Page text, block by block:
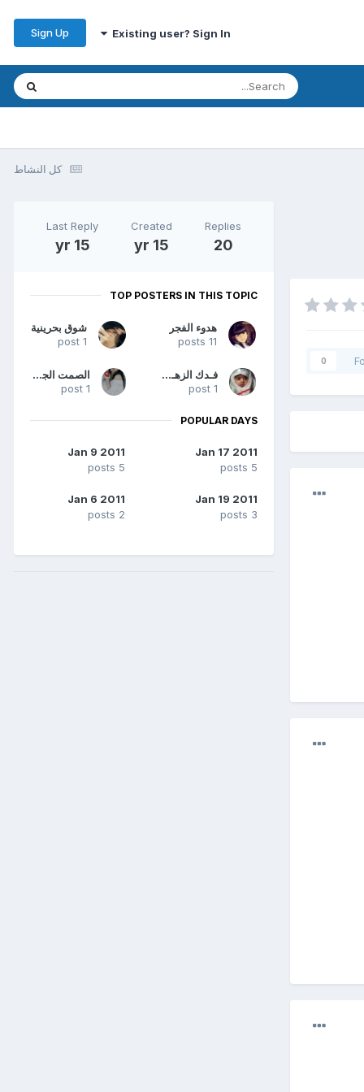
Existing user? Sign In
Sign Up
كل النشاط
0
Replies
20
Created
15 yr
Last Reply
15 yr
TOP POSTERS IN THIS TOPIC
هدوء الفجر
11 posts
شوق بحرينية
1 post
فـدك الزهـراء
1 post
الصمت الجذاب
1 post
POPULAR DAYS
Jan 17 2011
5 posts
Jan 9 2011
5 posts
Jan 19 2011
3 posts
Jan 6 2011
2 posts